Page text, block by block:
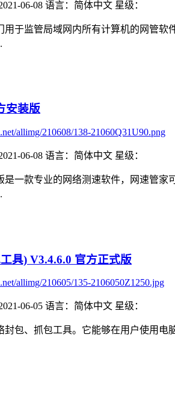
06-08 语言：简体中文 星级：
用于监管局域网内所有计算机的网管
安装版
06-08 语言：简体中文 星级：
款专业的网络测速软件，网速管家
具) V3.4.6.0 官方正式版
06-05 语言：简体中文 星级：
包、抓包工具。它能够在用户使用电